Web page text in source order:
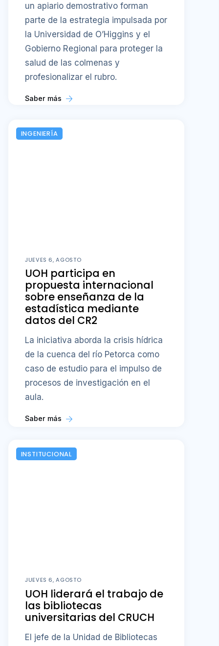
un apiario demostrativo forman
parte de la estrategia impulsada por
la Universidad de O’Higgins y el
Gobierno Regional para proteger la
salud de las colmenas y
profesionalizar el rubro.
Saber más
INGENIERÍA
JUEVES 6, AGOSTO
UOH participa en
propuesta internacional
sobre enseñanza de la
estadística mediante
datos del CR2
La iniciativa aborda la crisis hídrica
de la cuenca del río Petorca como
caso de estudio para el impulso de
procesos de investigación en el
aula.
Saber más
INSTITUCIONAL
JUEVES 6, AGOSTO
UOH liderará el trabajo de
las bibliotecas
universitarias del CRUCH
El jefe de la Unidad de Bibliotecas